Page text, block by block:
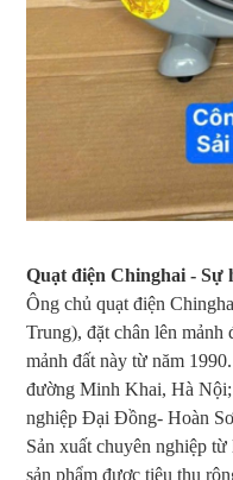
Quạt điện Chinghai -
Ông chủ quạt điện
Trung), đặt chân lên mảnh
mảnh đất này từ năm
đường Minh Khai, Hà
nghiệp Đại Đồng- Hoàn
Sản xuất chuyên nghiệp
sản phẩm được tiêu thụ